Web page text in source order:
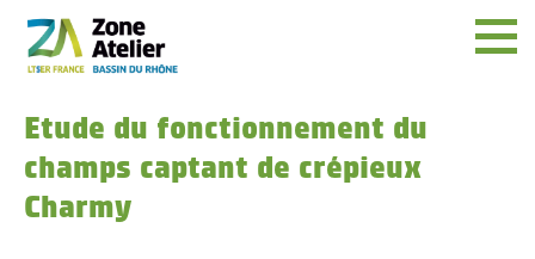
Menu
Etude du fonctionnement du
champs captant de crépieux
Charmy